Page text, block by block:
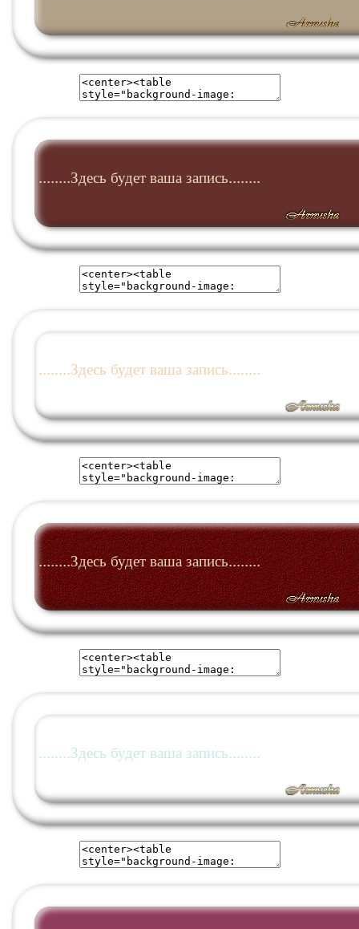
........Здесь будет ваша запись........
........Здесь будет ваша запись........
........Здесь будет ваша запись........
........Здесь будет ваша запись........